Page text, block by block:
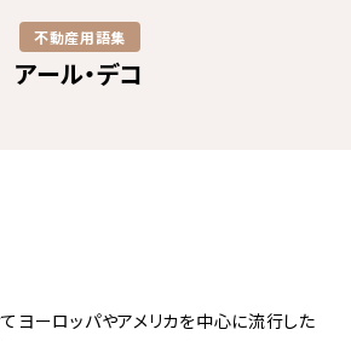
不動産用語集​
アール・デコ
ヨーロッパやアメリカを中心に流行した